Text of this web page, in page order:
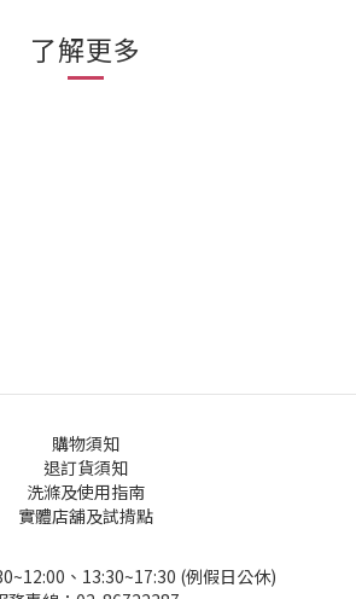
了解更多
購物須知
退訂貨須知
洗滌及使用指南
實體店舖及試揹點
、13:30~17:30 (例假日公休)